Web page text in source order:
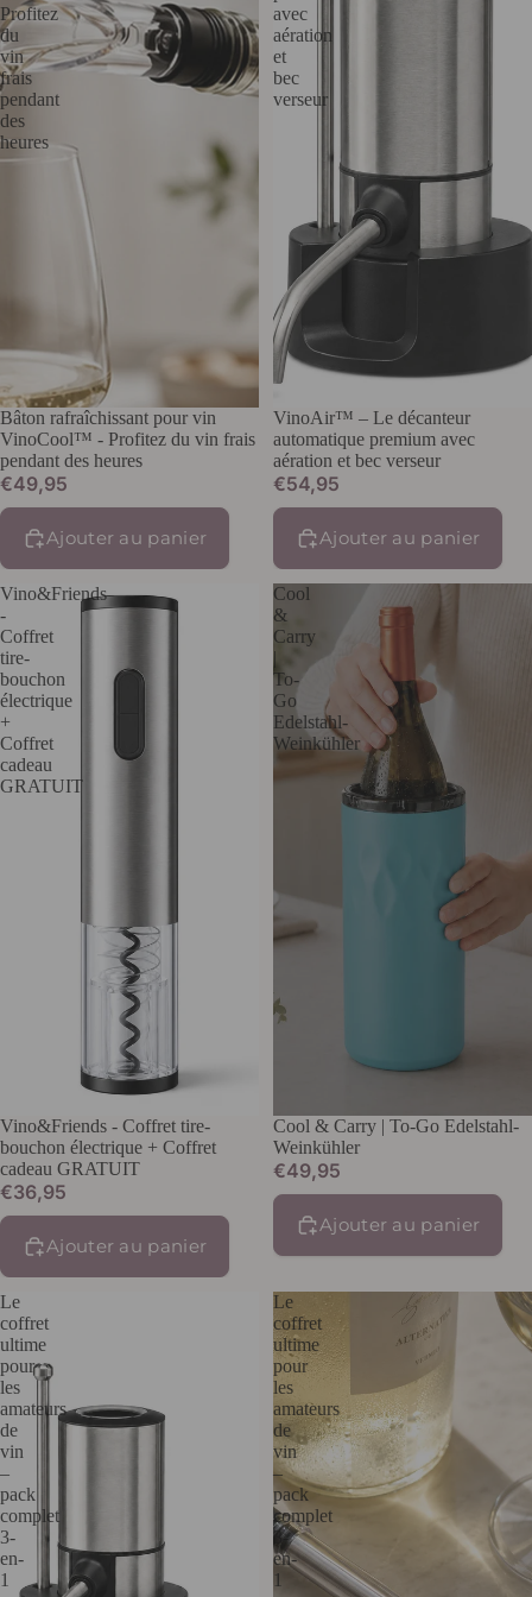
Profitez
du
vin
frais
pendant
des
heures
Bâton rafraîchissant pour vin
VinoCool™ - Profitez du vin frais
pendant des heures
€49,95
Ajouter au panier
avec
aération
et
bec
verseur
VinoAir™ – Le décanteur
automatique premium avec
aération et bec verseur
€54,95
Ajouter au panier
Vino&Friends
-
Coffret
tire-
bouchon
électrique
+
Coffret
cadeau
GRATUIT
Vino&Friends - Coffret tire-
bouchon électrique + Coffret
cadeau GRATUIT
€36,95
Ajouter au panier
Cool
&
Carry
|
To-
Go
Edelstahl-
Weinkühler
Cool & Carry | To-Go Edelstahl-
Weinkühler
€49,95
Ajouter au panier
Le
coffret
ultime
pour
les
amateurs
de
vin
–
pack
complet
3-
en-
1
Le
coffret
ultime
pour
les
amateurs
de
vin
–
pack
complet
3-
en-
1